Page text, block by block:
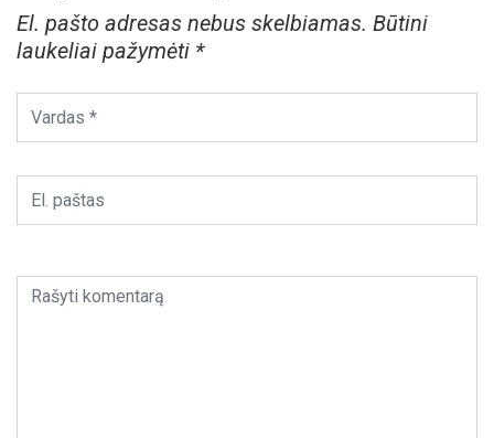
El. pašto adresas nebus skelbiamas. Būtini
laukeliai pažymėti *